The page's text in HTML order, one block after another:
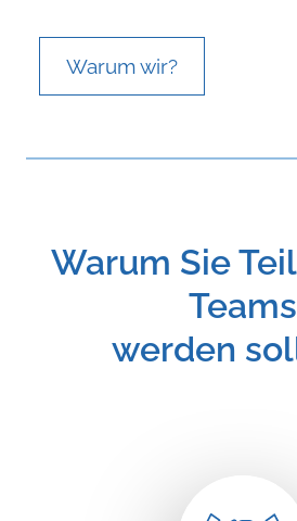
Warum wir?
Warum Sie
Teams
werden